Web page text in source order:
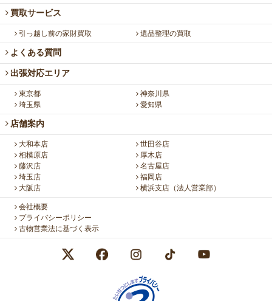
買取サービス
引っ越し前の家財買取 遺品整理の買取
よくある質問
出張対応エリア
東京都
神奈川県
埼玉県
愛知県
店舗案内
大和本店
世田谷店
相模原店
厚木店
藤沢店
名古屋店
埼玉店
福岡店
大阪店
横浜支店（法人営業部）
会社概要
プライバシーポリシー
古物営業法に基づく表示